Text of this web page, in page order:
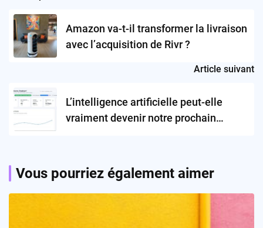
navigationAmazon va-t-il transformer la livraison
avec l’acquisition de Rivr ?
Article suivant
L’intelligence artificielle peut-elle
vraiment devenir notre prochain
Vous pourriez également aimer